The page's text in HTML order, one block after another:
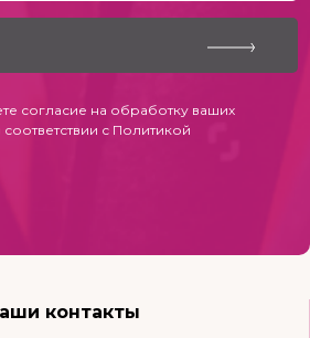
согласие на обработку ваших
с Политикой
контакты